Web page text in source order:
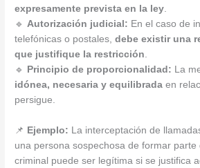
expresamente prevista en la ley.
🔹Autorización judicial: En el caso de
telefónicas o postales,debe existir una
que justifique la restricción.
🔹
Principio de proporcionalidad: La
idónea, necesaria y equilibrada en
persigue.
📌 Ejemplo: La interceptación de
una persona sospechosa de formar parte
criminal puede ser legítima si se justifica